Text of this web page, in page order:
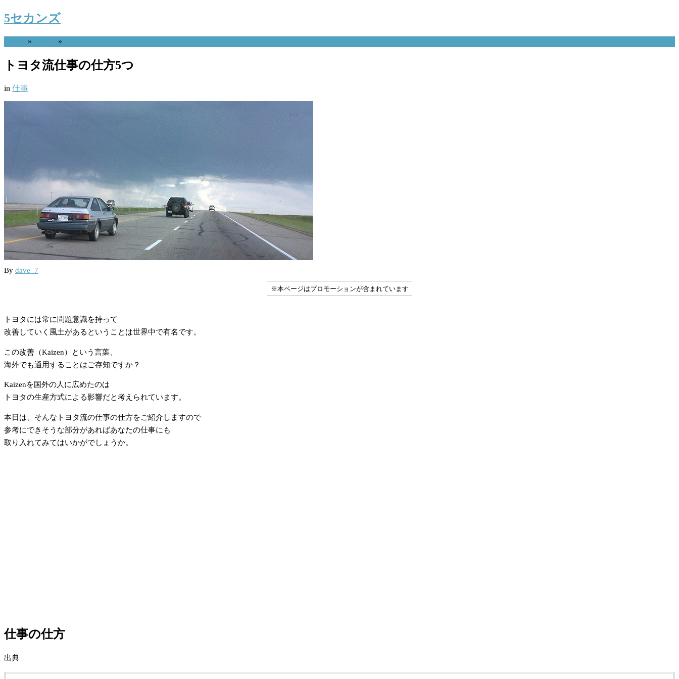
5セカンズ
» »
トヨタ流仕事の仕方5つ
in 仕事
By dave_7
※本ページはプロモーションが含まれています
トヨタには常に問題意識を持って
改善していく風土があるということは世界中で有名です。
この改善（Kaizen）という言葉、
海外でも通用することはご存知ですか？
Kaizenを国外の人に広めたのは
トヨタの生産方式による影響だと考えられています。
本日は、そんなトヨタ流の仕事の仕方をご紹介しますので
参考にできそうな部分があればあなたの仕事にも
取り入れてみてはいかがでしょうか。
仕事の仕方
出典